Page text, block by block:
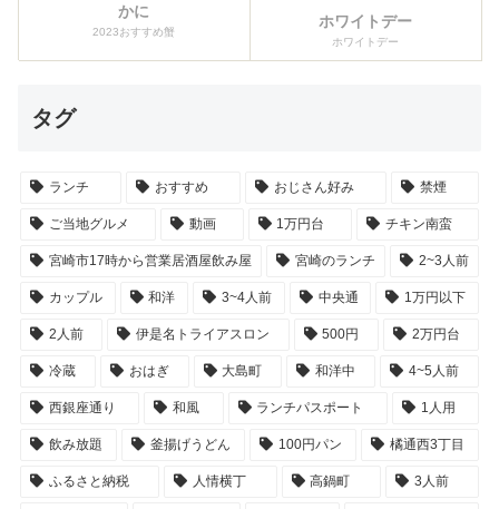
かに
2023おすすめ蟹
ホワイトデー
ホワイトデー
タグ
ランチ おすすめ おじさん好み 禁煙
ご当地グルメ 動画 1万円台 チキン南蛮
宮崎市17時から営業居酒屋飲み屋 宮崎のランチ 2~3人前
カップル 和洋 3~4人前 中央通 1万円以下
2人前 伊是名トライアスロン 500円 2万円台
冷蔵 おはぎ 大島町 和洋中 4~5人前
西銀座通り 和風 ランチパスポート 1人用
飲み放題 釜揚げうどん 100円パン 橘通西3丁目
ふるさと納税 人情横丁 高鍋町 3人前